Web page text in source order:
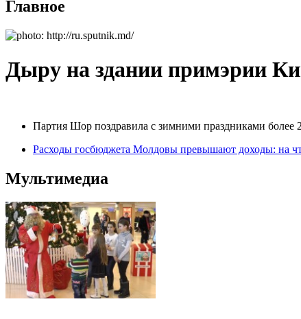
Главное
Дыру на здании примэрии
Партия Шор поздравила с зимними праздниками более
Расходы госбюджета Молдовы превышают доходы: на
Мультимедиа